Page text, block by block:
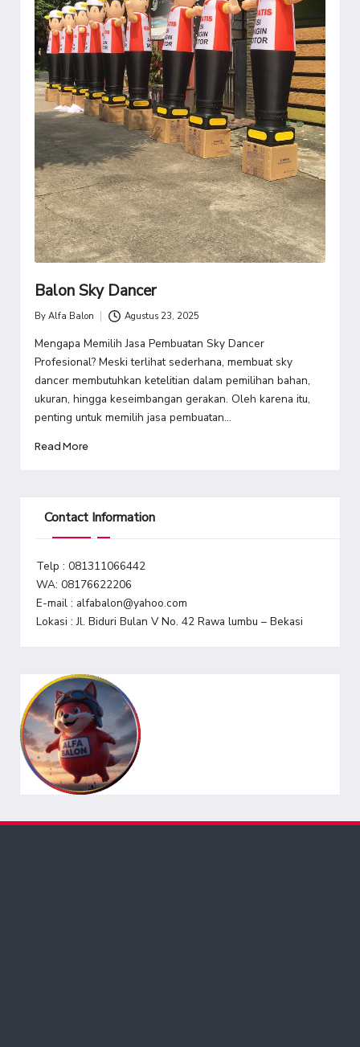
Balon Sky Dancer
Posted
by
By Alfa Balon Agustus 23, 2025
Mengapa Memilih Jasa Pembuatan Sky Dancer
Profesional? Meski terlihat sederhana, membuat sky
dancer membutuhkan ketelitian dalam pemilihan bahan,
ukuran, hingga keseimbangan gerakan. Oleh karena itu,
penting untuk memilih jasa pembuatan…
Read More
Contact Information
Telp : 081311066442
WA: 08176622206
E-mail : alfabalon@yahoo.com
Lokasi : Jl. Biduri Bulan V No. 42 Rawa lumbu – Bekasi